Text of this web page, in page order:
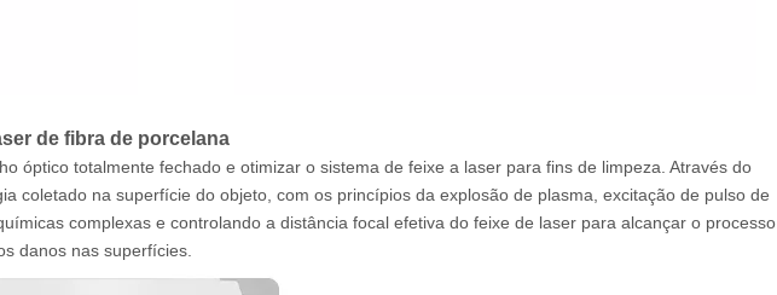
de fibra de porcelana
óptico totalmente fechado e otimizar o sistema de feixe a laser para fins de limpeza. Através do
coletado na superfície do objeto, com os princípios da explosão de plasma, excitação de pulso de
complexas e controlando a distância focal efetiva do feixe de laser para alcançar o processo
danos nas superfícies.